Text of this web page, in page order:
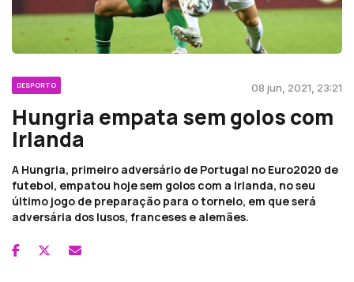
DESPORTO 08 jun, 2021, 23:21
Hungria empata sem golos com
Irlanda
A Hungria, primeiro adversário de Portugal no Euro2020 de
futebol, empatou hoje sem golos com a Irlanda, no seu
último jogo de preparação para o torneio, em que será
adversária dos lusos, franceses e alemães.